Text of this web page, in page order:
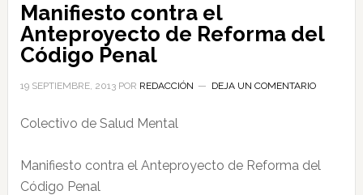
Manifiesto contra el
Anteproyecto de Reforma del
Código Penal
19 SEPTIEMBRE, 2013POR REDACCIÓN DEJA UN COMENTARIO
Colectivo de Salud Mental
Manifiesto contra el Anteproyecto de Reforma del
Código Penal